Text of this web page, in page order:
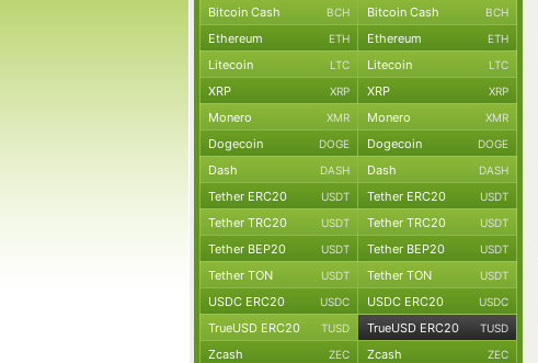
Bitcoin Cash BCH Bitcoin Cash BCH
Ethereum ETH Ethereum ETH
Litecoin LTC Litecoin LTC
XRP XRP XRP XRP
Monero XMR Monero XMR
Dogecoin DOGE Dogecoin DOGE
Dash DASH Dash DASH
Tether ERC20 USDT Tether ERC20 USDT
Tether TRC20 USDT Tether TRC20 USDT
Tether BEP20 USDT Tether BEP20 USDT
Tether TON USDT Tether TON USDT
USDC ERC20 USDC USDC ERC20 USDC
TrueUSD ERC20 TUSD TrueUSD ERC20 TUSD
Zcash ZEC Zcash ZEC